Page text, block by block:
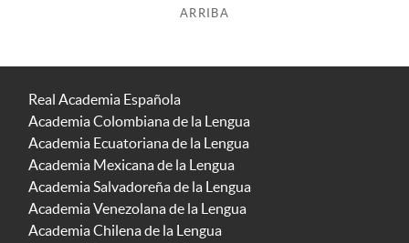
ARRIBA
Real Academia Española
Academia Colombiana de la Lengua
Academia Ecuatoriana de la Lengua
Academia Mexicana de la Lengua
Academia Salvadoreña de la Lengua
Academia Venezolana de la Lengua
Academia Chilena de la Lengua